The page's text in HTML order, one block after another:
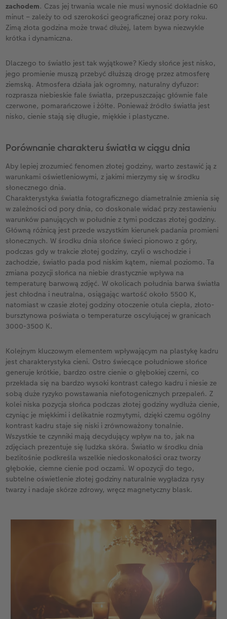
zachodem. Czas jej trwania wcale nie musi wynosić dokładnie 60
minut – zależy to od szerokości geograficznej oraz pory roku.
Zimą złota godzina może trwać dłużej, latem bywa niezwykle
krótka i dynamiczna.
Dlaczego to światło jest tak wyjątkowe? Kiedy słońce jest nisko,
jego promienie muszą przebyć dłuższą drogę przez atmosferę
ziemską. Atmosfera działa jak ogromny, naturalny dyfuzor:
rozprasza niebieskie fale światła, przepuszczając głównie fale
czerwone, pomarańczowe i żółte. Ponieważ źródło światła jest
nisko, cienie stają się długie, miękkie i plastyczne.
Porównanie charakteru światła w ciągu dnia
Aby lepiej zrozumieć fenomen złotej godziny, warto zestawić ją z
warunkami oświetleniowymi, z jakimi mierzymy się w środku
słonecznego dnia.
Charakterystyka światła fotograficznego diametralnie zmienia się
w zależności od pory dnia, co doskonale widać przy zestawieniu
warunków panujących w południe z tymi podczas złotej godziny.
Główną różnicą jest przede wszystkim kierunek padania promieni
słonecznych. W środku dnia słońce świeci pionowo z góry,
podczas gdy w trakcie złotej godziny, czyli o wschodzie i
zachodzie, światło pada pod niskim kątem, niemal poziomo. Ta
zmiana pozycji słońca na niebie drastycznie wpływa na
temperaturę barwową zdjęć. W okolicach południa barwa światła
jest chłodna i neutralna, osiągając wartość około 5500 K,
natomiast w czasie złotej godziny otoczenie otula ciepła, złoto-
bursztynowa poświata o temperaturze oscylującej w granicach
3000-3500 K.
Kolejnym kluczowym elementem wpływającym na plastykę kadru
jest charakterystyka cieni. Ostro świecące południowe słońce
generuje krótkie, bardzo ostre cienie o głębokiej czerni, co
przekłada się na bardzo wysoki kontrast całego kadru i niesie ze
sobą duże ryzyko powstawania niefotogenicznych przepaleń. Z
kolei niska pozycja słońca podczas złotej godziny wydłuża cienie,
czyniąc je miękkimi i delikatnie rozmytymi, dzięki czemu ogólny
kontrast kadru staje się niski i zrównoważony tonalnie.
Wszystkie te czynniki mają decydujący wpływ na to, jak na
zdjęciach prezentuje się ludzka skóra. Światło w środku dnia
bezlitośnie podkreśla wszelkie niedoskonałości oraz tworzy
głębokie, ciemne cienie pod oczami. W opozycji do tego,
subtelne oświetlenie złotej godziny naturalnie wygładza rysy
twarzy i nadaje skórze zdrowy, wręcz magnetyczny blask.